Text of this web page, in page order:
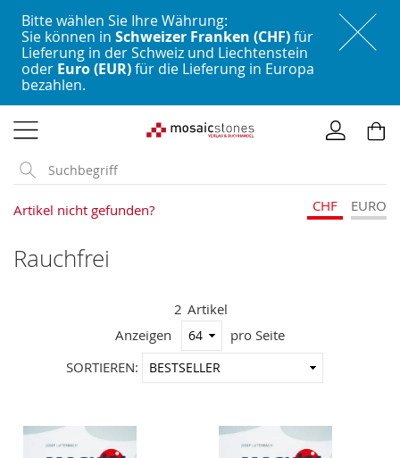
Bitte wählen Sie Ihre Währung:
Sie können in Schweizer Franken (CHF)für
Lieferung in der Schweiz und Liechtenstein
oder Euro (EUR)für die Lieferung in Europa
bezahlen.
zum
Inhalt
Artikel nicht gefunden? CHF EURO
Rauchfrei
2 Artikel
Anzeigen
pro Seite
SORTIEREN: